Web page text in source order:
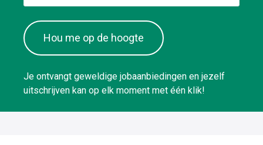
Hou me op de hoogte
Je ontvangt geweldige jobaanbiedingen en jezelf
uitschrijven kan op elk moment met één klik!